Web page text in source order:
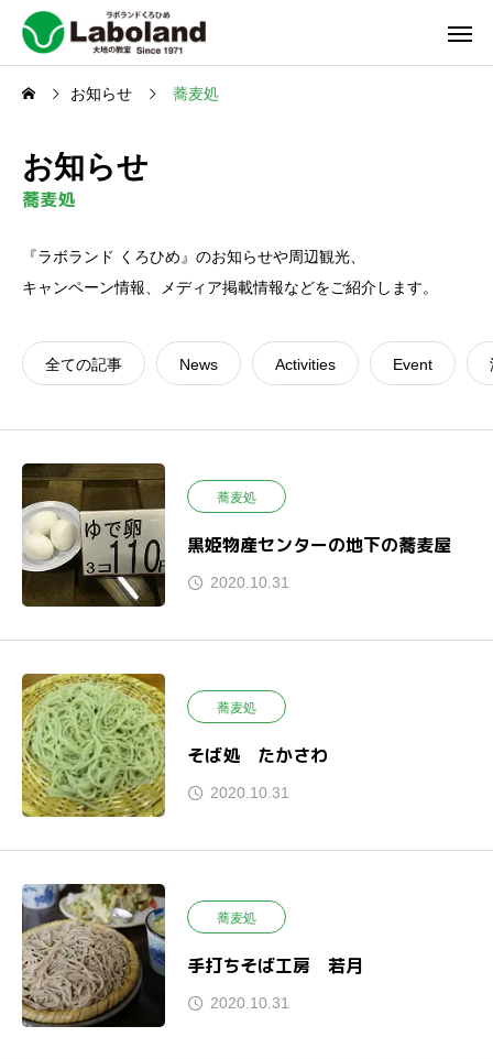
お知らせ 蕎麦処
お知らせ
蕎麦処
『ラボランド くろひめ』のお知らせや周辺観光、
キャンペーン情報、メディア掲載情報などをご紹介します。
全ての記事 News Activities Event
蕎麦処
黒姫物産センターの地下の蕎麦屋
2020.10.31
蕎麦処
そば処 たかさわ
2020.10.31
蕎麦処
手打ちそば工房 若月
2020.10.31